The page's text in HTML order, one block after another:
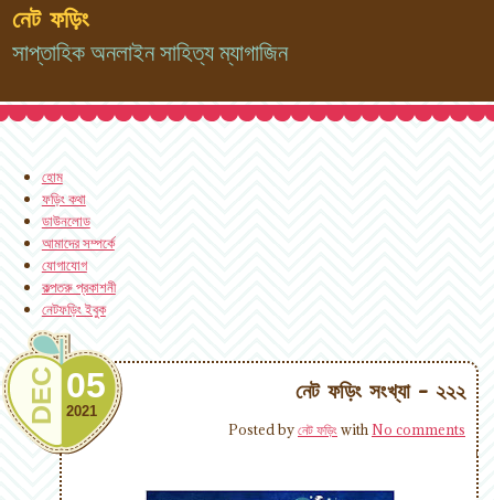
নেট ফড়িং
সাপ্তাহিক অনলাইন সাহিত্য ম্যাগাজিন
হোম
ফড়িং কথা
ডাউনলোড
আমাদের সম্পর্কে
যোগাযোগ
কল্পতরু প্রকাশনী
নেটফড়িং ইবুক
নেট ফড়িং সংখ্যা - ২২২
DEC 05
2021
Posted byনেট ফড়িং withNo comments